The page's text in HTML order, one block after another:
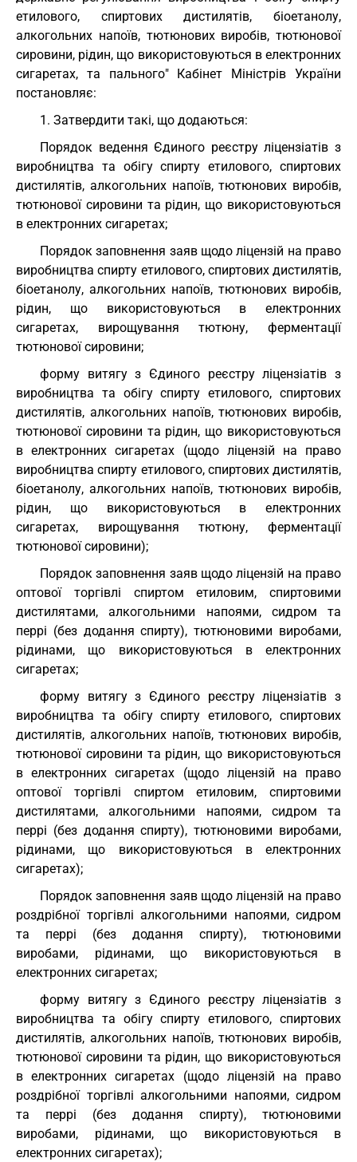
етилового, спиртових дистилятів, біоетанолу,
алкогольних напоїв, тютюнових виробів, тютюнової
сировини, рідин, що використовуються в електронних
сигаретах, та пального" Кабінет Міністрів України
постановляє:
1. Затвердити такі, що додаються:
Порядок ведення Єдиного реєстру ліцензіатів з
виробництва та обігу спирту етилового, спиртових
дистилятів, алкогольних напоїв, тютюнових виробів,
тютюнової сировини та рідин, що використовуються
в електронних сигаретах;
Порядок заповнення заяв щодо ліцензій на право
виробництва спирту етилового, спиртових дистилятів,
біоетанолу, алкогольних напоїв, тютюнових виробів,
рідин, що використовуються в електронних
сигаретах, вирощування тютюну, ферментації
тютюнової сировини;
форму витягу з Єдиного реєстру ліцензіатів з
виробництва та обігу спирту етилового, спиртових
дистилятів, алкогольних напоїв, тютюнових виробів,
тютюнової сировини та рідин, що використовуються
в електронних сигаретах (щодо ліцензій на право
виробництва спирту етилового, спиртових дистилятів,
біоетанолу, алкогольних напоїв, тютюнових виробів,
рідин, що використовуються в електронних
сигаретах, вирощування тютюну, ферментації
тютюнової сировини);
Порядок заповнення заяв щодо ліцензій на право
оптової торгівлі спиртом етиловим, спиртовими
дистилятами, алкогольними напоями, сидром та
перрі (без додання спирту), тютюновими виробами,
рідинами, що використовуються в електронних
сигаретах;
форму витягу з Єдиного реєстру ліцензіатів з
виробництва та обігу спирту етилового, спиртових
дистилятів, алкогольних напоїв, тютюнових виробів,
тютюнової сировини та рідин, що використовуються
в електронних сигаретах (щодо ліцензій на право
оптової торгівлі спиртом етиловим, спиртовими
дистилятами, алкогольними напоями, сидром та
перрі (без додання спирту), тютюновими виробами,
рідинами, що використовуються в електронних
сигаретах);
Порядок заповнення заяв щодо ліцензій на право
роздрібної торгівлі алкогольними напоями, сидром
та перрі (без додання спирту), тютюновими
виробами, рідинами, що використовуються в
електронних сигаретах;
форму витягу з Єдиного реєстру ліцензіатів з
виробництва та обігу спирту етилового, спиртових
дистилятів, алкогольних напоїв, тютюнових виробів,
тютюнової сировини та рідин, що використовуються
в електронних сигаретах (щодо ліцензій на право
роздрібної торгівлі алкогольними напоями, сидром
та перрі (без додання спирту), тютюновими
виробами, рідинами, що використовуються в
електронних сигаретах);